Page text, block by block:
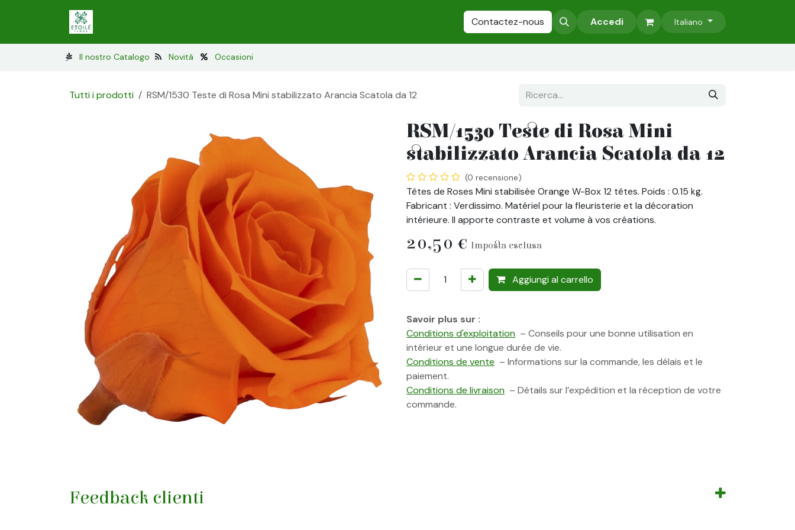
Alberi stabilizzati Accessori Pareti Verdi Stabilizzate
Contactez-nous Accedi Italiano
Il nostro Catalogo Novità Occasioni
Tutti i prodotti RSM/1530 Teste di Rosa Mini stabilizzato Arancia Scatola da 12
RSM/1530 Teste di Rosa Mini
stabilizzato Arancia Scatola da 12
(0 recensione)
Têtes de Roses Mini stabilisée Orange W-Box 12 têtes. Poids : 0.15 kg.
Fabricant : Verdissimo. Matériel pour la fleuristerie et la décoration
intérieure. Il apporte contraste et volume à vos créations.
20,50 € Imposta esclusa
Aggiungi al carrello
Savoir plus sur :
Conditions d'exploitation – Conseils pour une bonne utilisation en
intérieur et une longue durée de vie.
Conditions de vente – Informations sur la commande, les délais et le
paiement.
Conditions de livraison – Détails sur l’expédition et la réception de votre
commande.
Feedback clienti